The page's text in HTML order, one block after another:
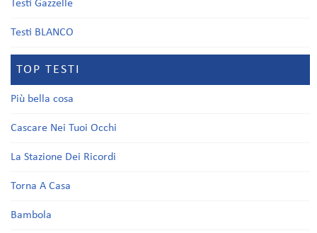
Testi Gazzelle
Testi BLANCO
TOP TESTI
Più bella cosa
Cascare Nei Tuoi Occhi
La Stazione Dei Ricordi
Torna A Casa
Bambola